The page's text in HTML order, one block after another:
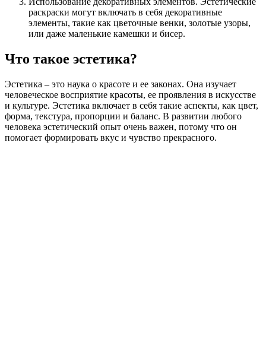
раскраски могут включать в себя декоративные
элементы, такие как цветочные венки, золотые узоры,
или даже маленькие камешки и бисер.
Что такое эстетика?
Эстетика – это наука о красоте и ее законах. Она изучает
человеческое восприятие красоты, ее проявления в искусстве
и культуре. Эстетика включает в себя такие аспекты, как цвет,
форма, текстура, пропорции и баланс. В развитии любого
человека эстетический опыт очень важен, потому что он
помогает формировать вкус и чувство прекрасного.